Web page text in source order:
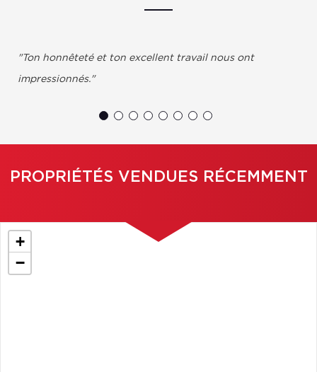
"​Ton honnêteté et ton excellent travail nous ont
impressionnés."
PROPRIÉTÉS VENDUES RÉCEMMENT
+
−